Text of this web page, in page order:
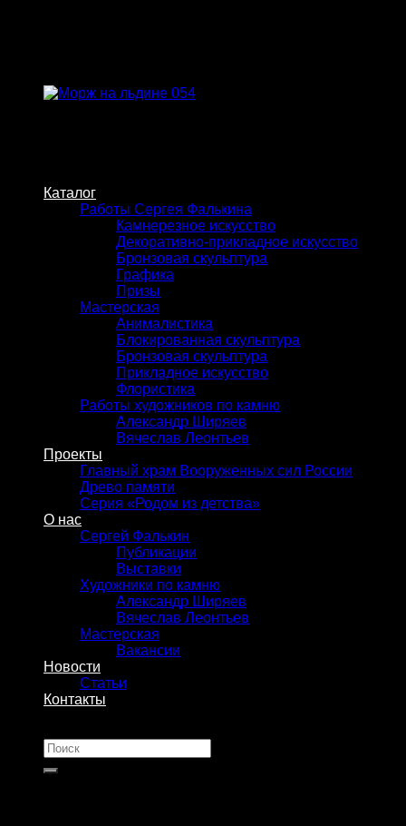
Каталог
Работы Сергея Фалькина
Камнерезное искусство
Декоративно-прикладное искусство
Бронзовая скульптура
Графика
Призы
Мастерская
Анималистика
Блокированная скульптура
Бронзовая скульптура
Прикладное искусство
Флористика
Работы художников по камню
Александр Ширяев
Вячеслав Леонтьев
Проекты
Главный храм Вооруженных сил России
Древо памяти
Серия «Родом из детства»
О нас
Сергей Фалькин
Публикации
Выставки
Художники по камню
Александр Ширяев
Вячеслав Леонтьев
Мастерская
Вакансии
Новости
Статьи
Контакты
Искать: